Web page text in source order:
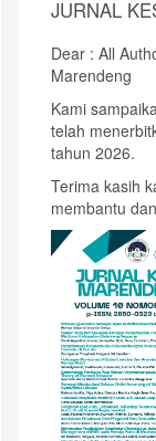
JURNAL
Dear : All
Marendeng
Kami
telah
tahun 2026.
Terima kasih
membantu